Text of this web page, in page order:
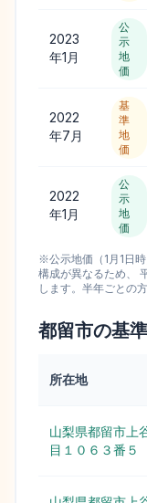
2023
年1月
公
示
地
価
2022
年7月
基
準
地
価
2022
年1月
公
示
地
価
※公示地価（1月1日
構成が異なるため、
します。半年ごとの
都留市の基
所在地
山梨県都留市上
目１０６３番５